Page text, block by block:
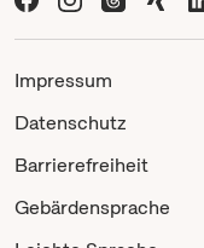
Impressum
Datenschutz
Barrierefreiheit
Gebärdensprache